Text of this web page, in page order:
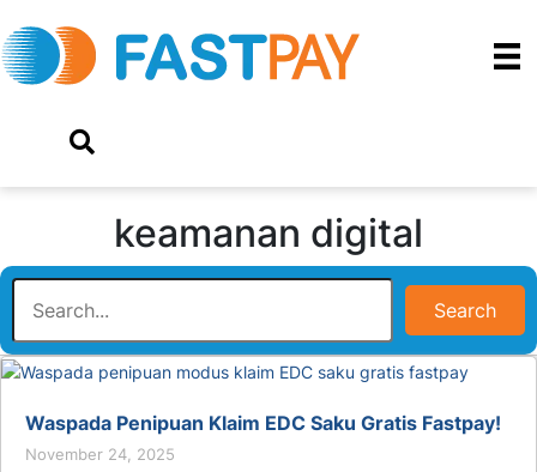
keamanan digital
Search
Waspada Penipuan Klaim EDC Saku Gratis Fastpay!
November 24, 2025